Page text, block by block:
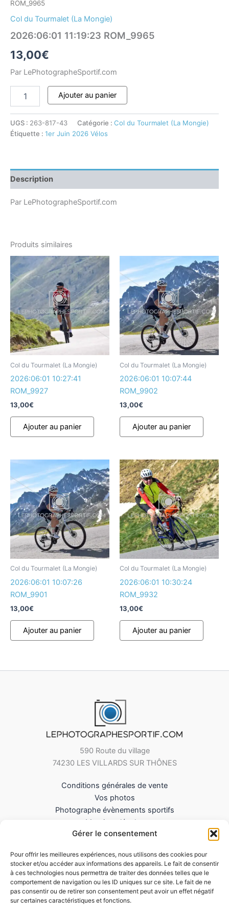
Gérer le consentement
Pour offrir les meilleures expériences, nous utilisons des cookies pour
stocker et/ou accéder aux informations des appareils. Le fait de consentir
à ces technologies nous permettra de traiter des données telles que le
comportement de navigation ou les ID uniques sur ce site. Le fait de ne
pas consentir ou de retirer son consentement peut avoir un effet négatif
sur certaines caractéristiques et fonctions.
ROM_9965
Col du Tourmalet (La Mongie)
2026:06:01 11:19:23 ROM_9965
13,00€
Par LePhotographeSportif.com
Ajouter au panier
UGS : 263-817-43 Catégorie : Col du Tourmalet (La Mongie)
Étiquette : 1er Juin 2026 Vélos
Description
Par LePhotographeSportif.com
Produits similaires
Col du Tourmalet (La Mongie)
2026:06:01 10:27:41
ROM_9927
13,00€
Ajouter au panier
Col du Tourmalet (La Mongie)
2026:06:01 10:07:44
ROM_9902
13,00€
Ajouter au panier
Col du Tourmalet (La Mongie)
2026:06:01 10:07:26
ROM_9901
13,00€
Ajouter au panier
Col du Tourmalet (La Mongie)
2026:06:01 10:30:24
ROM_9932
13,00€
Ajouter au panier
590 Route du village
74230 LES VILLARDS SUR THÔNES
Conditions générales de vente
Vos photos
Photographe évènements sportifs
Mentions légales
Mes Téléchargements
Politique de cookies (UE)